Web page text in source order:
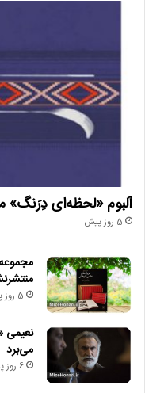
آلبوم «لحظه‌ای دِرَنگ»
5 روز پیش
5 روز پیش
نعیمی
می‌برد
6 روز پیش